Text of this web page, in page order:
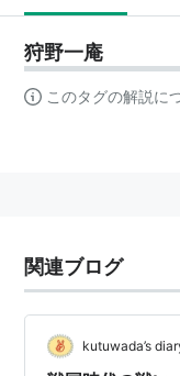
狩野一庵
このタグの解説に
関連ブログ
kutuwada’s